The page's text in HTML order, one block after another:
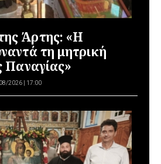
Άρτης: «Η
τη μητρική
Παναγίας»
2026 | 17:00